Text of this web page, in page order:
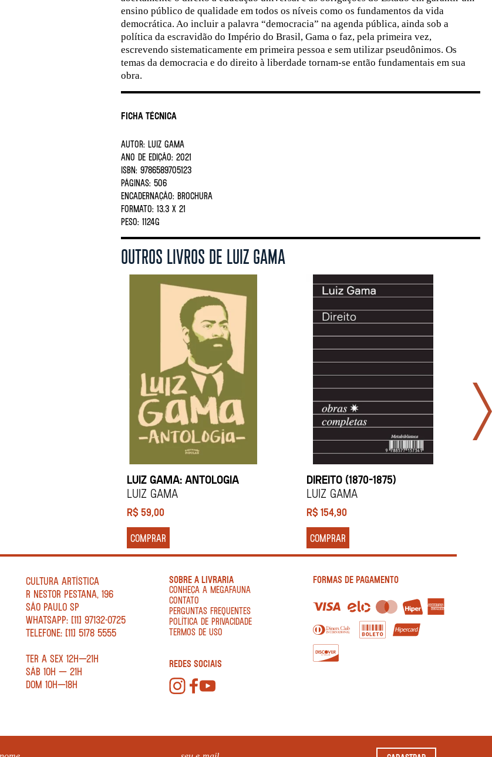
Ficha Técnica
AUTOR: LUIZ GAMA
ANO DE EDIÇÃO: 2021
ISBN: 9786589705123
PÁGINAS: 506
ENCADERNAÇÃO: BROCHURA
FORMATO: 13.3 X 21
PESO: 1124G
ensino público de qualidade em todos os níveis como os fundamentos da vida
democrática. Ao incluir a palavra “democracia” na agenda pública, ainda sob a
política da escravidão do Império do Brasil, Gama o faz, pela primeira vez,
escrevendo sistematicamente em primeira pessoa e sem utilizar pseudônimos. Os
temas da democracia e do direito à liberdade tornam-se então fundamentais em sua
obra.
OUTROS LIVROS DE LUIZ GAMA
LUIZ GAMA: ANTOLOGIA
Luiz Gama
R$59,00
COMPRAR
DIREITO (1870–1875)
Luiz Gama
R$154,90
COMPRAR
CULTURA ARTÍSTICA
R NESTOR PESTANA, 196
SÃO PAULO SP
WHATSAPP: [11] 97132-0725
TELEFONE: [11] 5178 5555
TER A SEX 12H—21H
SÁB 10H — 21H
DOM 10H—18H
SOBRE A LIVRARIA
CONHEÇA A MEGAFAUNA
CONTATO
PERGUNTAS FREQUENTES
POLÍTICA DE PRIVACIDADE
TERMOS DE USO
REDES SOCIAIS
FORMAS DE PAGAMENTO